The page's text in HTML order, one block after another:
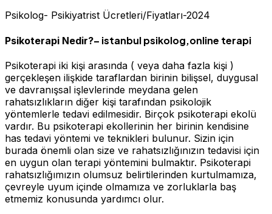
Psikolog- Psikiyatrist Ücretleri/Fiyatları-2024
Psikoterapi Nedir?– istanbul psikolog,online terapi
Psikoterapi iki kişi arasında ( veya daha fazla kişi )
gerçekleşen ilişkide taraflardan birinin bilişsel, duygusal
ve davranışsal işlevlerinde meydana gelen
rahatsızlıkların diğer kişi tarafından psikolojik
yöntemlerle tedavi edilmesidir. Birçok psikoterapi ekolü
vardır. Bu psikoterapi ekollerinin her birinin kendisine
has tedavi yöntemi ve teknikleri bulunur. Sizin için
burada önemli olan size ve rahatsızlığınızın tedavisi için
en uygun olan terapi yöntemini bulmaktır. Psikoterapi
rahatsızlığımızın olumsuz belirtilerinden kurtulmamıza,
çevreyle uyum içinde olmamıza ve zorluklarla baş
etmemiz konusunda yardımcı olur.